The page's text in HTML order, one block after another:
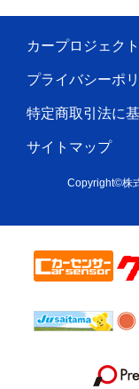
カープロジェク
プライバシーポ
特定商取引法に
サイトマップ
Copyright©株